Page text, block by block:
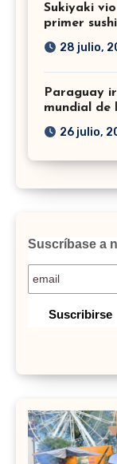
Sukiyaki
primer
28 julio,
Paraguay
mundial de
26 julio,
Suscríbase a